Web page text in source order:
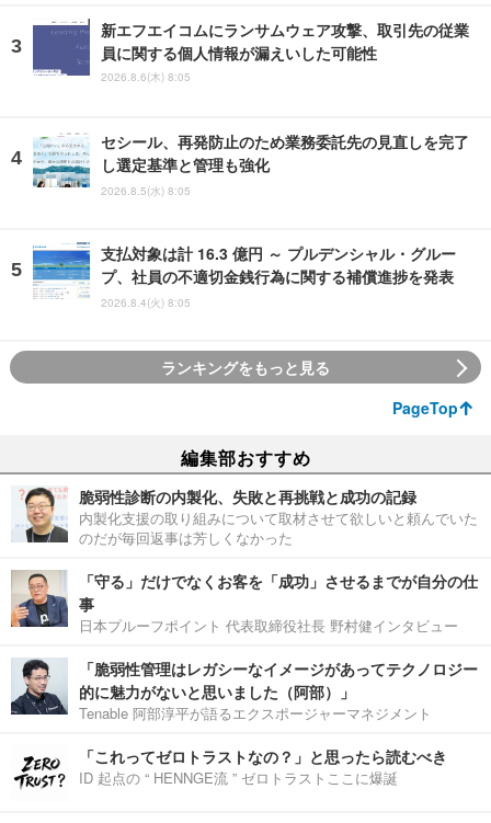
新エフエイコムにランサムウェア攻撃、取引先の従業
員に関する個人情報が漏えいした可能性
2026.8.6(木) 8:05
セシール、再発防止のため業務委託先の見直しを完了
し選定基準と管理も強化
2026.8.5(水) 8:05
支払対象は計 16.3 億円 ～ プルデンシャル・グルー
プ、社員の不適切金銭行為に関する補償進捗を発表
2026.8.4(火) 8:05
ランキングをもっと見る
PageTop
編集部おすすめ
脆弱性診断の内製化、失敗と再挑戦と成功の記録
内製化支援の取り組みについて取材させて欲しいと頼んでいた
のだが毎回返事は芳しくなかった
「守る」だけでなくお客を「成功」させるまでが自分の仕
事
日本プルーフポイント 代表取締役社長 野村健インタビュー
「脆弱性管理はレガシーなイメージがあってテクノロジー
的に魅力がないと思いました（阿部）」
Tenable 阿部淳平が語るエクスポージャーマネジメント
「これってゼロトラストなの？」と思ったら読むべき
ID 起点の “ HENNGE流 ” ゼロトラストここに爆誕